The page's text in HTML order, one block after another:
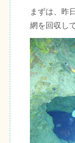
まずは、昨
網を回収し